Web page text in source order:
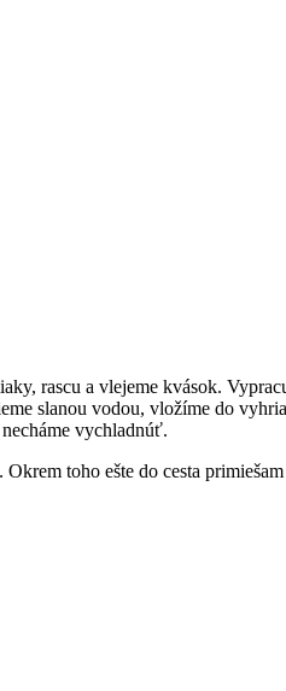
rascu a vlejeme kvások.
slanou vodou, vložíme do
vychladnúť.
toho ešte do cesta